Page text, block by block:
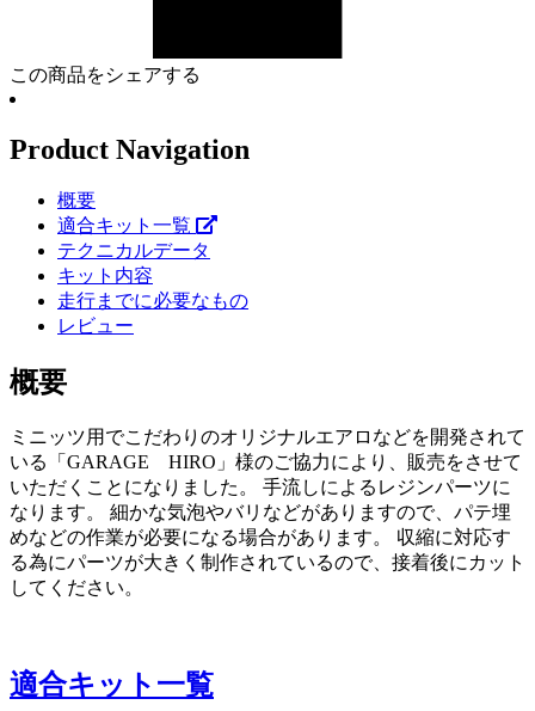
この商品をシェアする
Product Navigation
概要
適合キット一覧
テクニカルデータ
キット内容
走行までに必要なもの
レビュー
概要
ミニッツ用でこだわりのオリジナルエアロなどを開発されて
いる「GARAGE HIRO」様のご協力により、販売をさせて
いただくことになりました。 手流しによるレジンパーツに
なります。 細かな気泡やバリなどがありますので、パテ埋
めなどの作業が必要になる場合があります。 収縮に対応す
る為にパーツが大きく制作されているので、接着後にカット
してください。
適合キット一覧